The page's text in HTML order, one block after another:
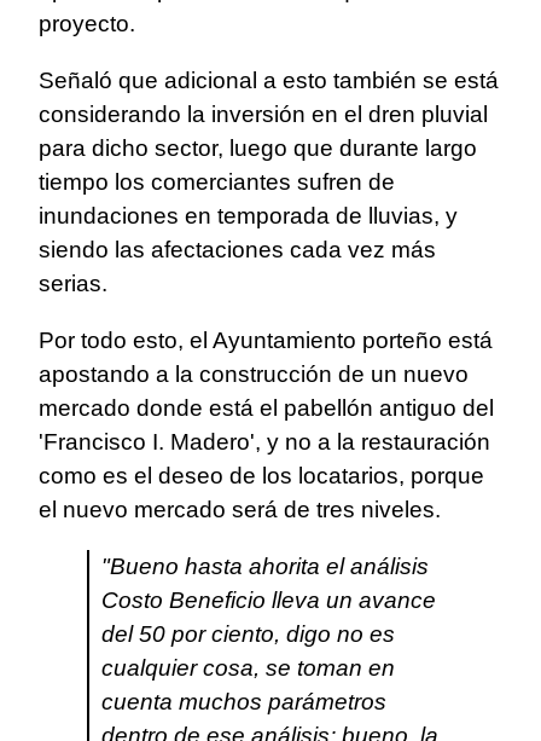
proyecto.
Señaló que adicional a esto también se está
considerando la inversión en el dren pluvial
para dicho sector, luego que durante largo
tiempo los comerciantes sufren de
inundaciones en temporada de lluvias, y
siendo las afectaciones cada vez más
serias.
Por todo esto, el Ayuntamiento porteño está
apostando a la construcción de un nuevo
mercado donde está el pabellón antiguo del
'Francisco I. Madero', y no a la restauración
como es el deseo de los locatarios, porque
el nuevo mercado será de tres niveles.
"Bueno hasta ahorita el análisis
Costo Beneficio lleva un avance
del 50 por ciento, digo no es
cualquier cosa, se toman en
cuenta muchos parámetros
dentro de ese análisis; bueno, la